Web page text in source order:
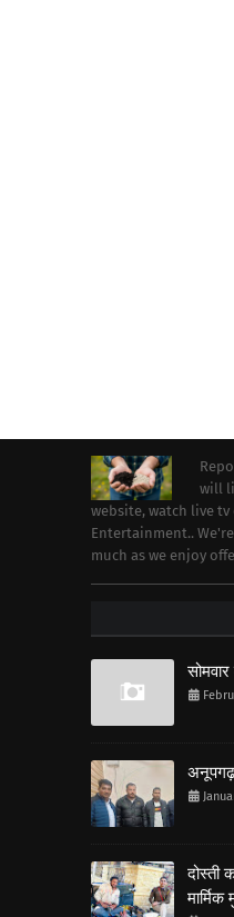
will
website, watch live tv
Entertainment..
much as we enjoy
मार्मिक